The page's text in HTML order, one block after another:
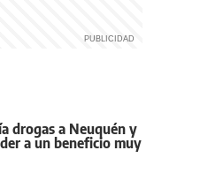
drogas a Neuquén y
a un beneficio muy